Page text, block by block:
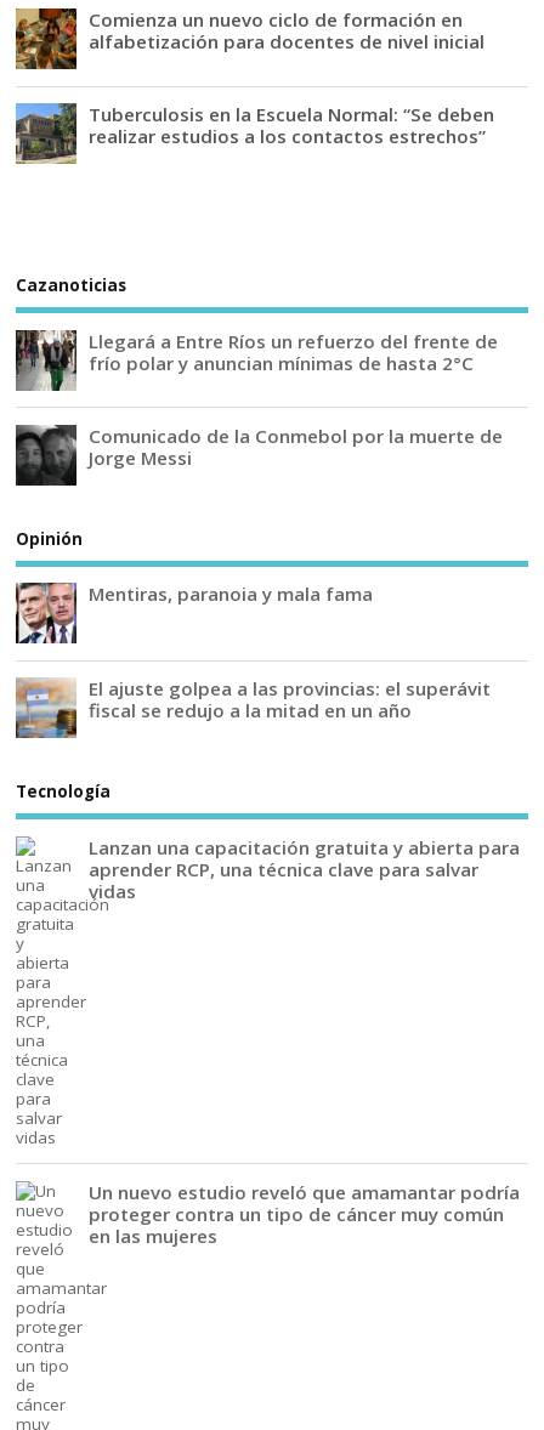
Comienza un nuevo ciclo de formación en
alfabetización para docentes de nivel inicial
Tuberculosis en la Escuela Normal: “Se deben
realizar estudios a los contactos estrechos”
Cazanoticias
Llegará a Entre Ríos un refuerzo del frente de
frío polar y anuncian mínimas de hasta 2°C
Comunicado de la Conmebol por la muerte de
Jorge Messi
Opinión
Mentiras, paranoia y mala fama
El ajuste golpea a las provincias: el superávit
fiscal se redujo a la mitad en un año
Tecnología
Lanzan una capacitación gratuita y abierta para
aprender RCP, una técnica clave para salvar
vidas
Un nuevo estudio reveló que amamantar podría
proteger contra un tipo de cáncer muy común
en las mujeres